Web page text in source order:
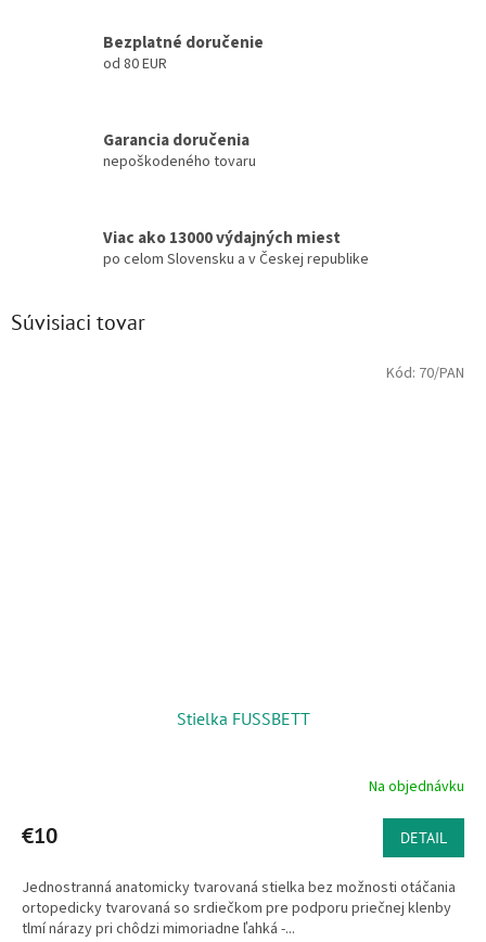
Bezplatné doručenie
od 80 EUR
Garancia doručenia
nepoškodeného tovaru
Viac ako 13000 výdajných miest
po celom Slovensku a v Českej republike
Súvisiaci tovar
Stielka FUSSBETT
Na objednávku
€10 DETAIL
Jednostranná anatomicky tvarovaná stielka bez možnosti otáčania
ortopedicky tvarovaná so srdiečkom pre podporu priečnej klenby
tlmí nárazy pri chôdzi mimoriadne ľahká -...
Kód: 70/PAN